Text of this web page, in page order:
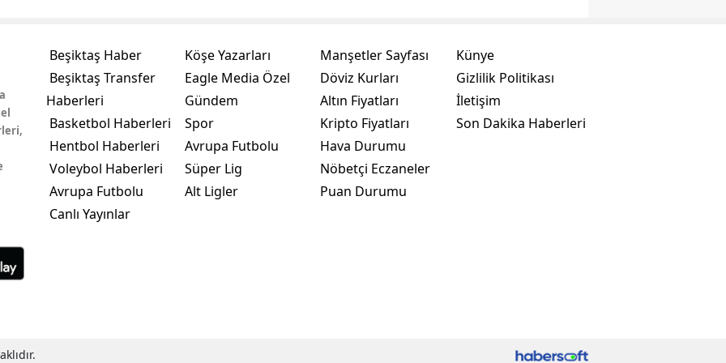
Beşiktaş Haber
Beşiktaş Transfer
Haberleri
Basketbol Haberleri
Hentbol Haberleri
Voleybol Haberleri
Avrupa Futbolu
Canlı Yayınlar
Köşe Yazarları
Eagle Media Özel
Gündem
Spor
Avrupa Futbolu
Süper Lig
Alt Ligler
Manşetler Sayfası
Döviz Kurları
Altın Fiyatları
Kripto Fiyatları
Hava Durumu
Nöbetçi Eczaneler
Puan Durumu
Künye
Gizlilik Politikası
İletişim
Son Dakika Haberleri